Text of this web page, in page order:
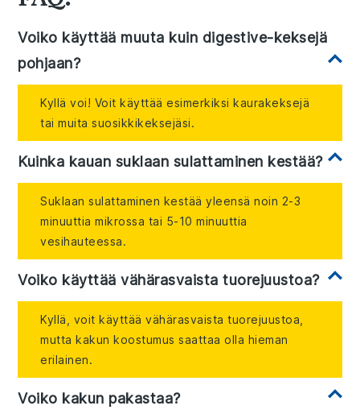
Voiko käyttää muuta kuin digestive-keksejä
pohjaan?
Kyllä voi! Voit käyttää esimerkiksi kaurakeksejä
tai muita suosikkikeksejäsi.
Kuinka kauan suklaan sulattaminen kestää?
Suklaan sulattaminen kestää yleensä noin 2-3
minuuttia mikrossa tai 5-10 minuuttia
vesihauteessa.
Voiko käyttää vähärasvaista tuorejuustoa?
Kyllä, voit käyttää vähärasvaista tuorejuustoa,
mutta kakun koostumus saattaa olla hieman
erilainen.
Voiko kakun pakastaa?